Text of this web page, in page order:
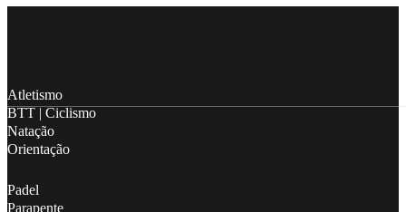
Atletismo
BTT | Ciclismo
Natação
Orientação
Padel
Parapente